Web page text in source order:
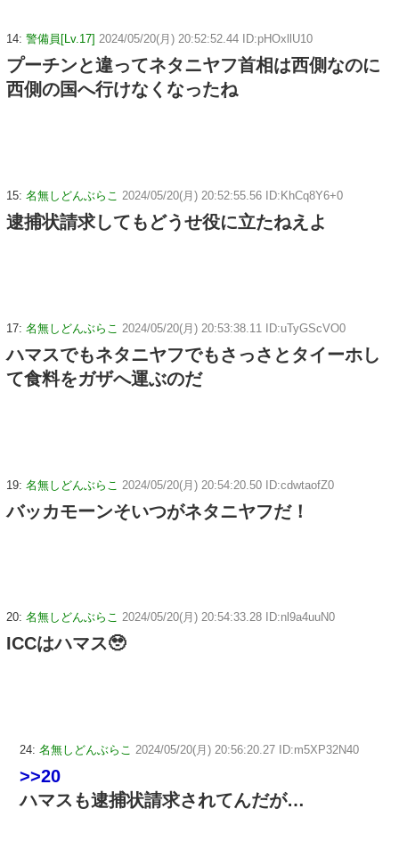
14: 警備員[Lv.17] 2024/05/20(月) 20:52:52.44 ID:pHOxllU10
プーチンと違ってネタニヤフ首相は西側なのに
西側の国へ行けなくなったね
15: 名無しどんぶらこ 2024/05/20(月) 20:52:55.56 ID:KhCq8Y6+0
逮捕状請求してもどうせ役に立たねえよ
17: 名無しどんぶらこ 2024/05/20(月) 20:53:38.11 ID:uTyGScVO0
ハマスでもネタニヤフでもさっさとタイーホし
て食料をガザへ運ぶのだ
19: 名無しどんぶらこ 2024/05/20(月) 20:54:20.50 ID:cdwtaofZ0
バッカモーンそいつがネタニヤフだ！
20: 名無しどんぶらこ 2024/05/20(月) 20:54:33.28 ID:nl9a4uuN0
ICCはハマス🥹
24: 名無しどんぶらこ 2024/05/20(月) 20:56:20.27 ID:m5XP32N40
>>20
ハマスも逮捕状請求されてんだが…